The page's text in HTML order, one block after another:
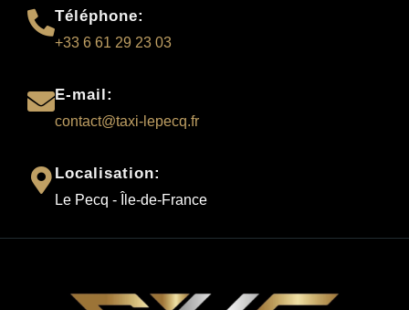
Téléphone:
+33 6 61 29 23 03
E-mail:
contact@taxi-lepecq.fr
Localisation:
Le Pecq - Île-de-France